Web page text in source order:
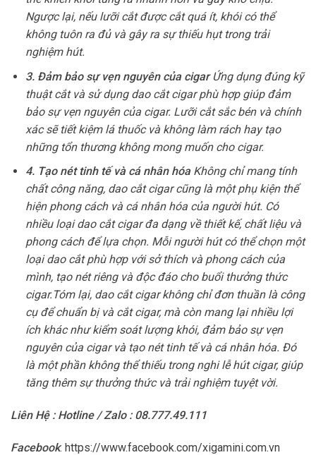
Ngược lại, nếu lưỡi cắt được cắt quá ít, khói có thể
không tuôn ra đủ và gây ra sự thiếu hụt trong trải
nghiệm hút.
3. Đảm bảo sự vẹn nguyên của cigar Ứng dụng đúng kỹ
thuật cắt và sử dụng dao cắt cigar phù hợp giúp đảm
bảo sự vẹn nguyên của cigar. Lưỡi cắt sắc bén và chính
xác sẽ tiết kiệm lá thuốc và không làm rách hay tạo
những tổn thương không mong muốn cho cigar.
4. Tạo nét tinh tế và cá nhân hóa Không chỉ mang tính
chất công năng, dao cắt cigar cũng là một phụ kiện thể
hiện phong cách và cá nhân hóa của người hút. Có
nhiều loại dao cắt cigar đa dạng về thiết kế, chất liệu và
phong cách để lựa chọn. Mỗi người hút có thể chọn một
loại dao cắt phù hợp với sở thích và phong cách của
mình, tạo nét riêng và độc đáo cho buổi thưởng thức
cigar.Tóm lại, dao cắt cigar không chỉ đơn thuần là công
cụ để chuẩn bị và cắt cigar, mà còn mang lại nhiều lợi
ích khác như kiểm soát lượng khói, đảm bảo sự vẹn
nguyên của cigar và tạo nét tinh tế và cá nhân hóa. Đó
là một phần không thể thiếu trong nghi lễ hút cigar, giúp
tăng thêm sự thưởng thức và trải nghiệm tuyệt vời.
Liên Hệ : Hotline / Zalo : 08.777.49.111
Facebook: https://www.facebook.com/xigamini.com.vn